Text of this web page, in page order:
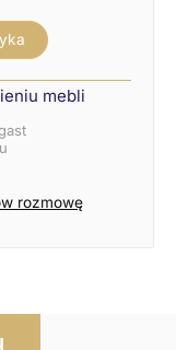
mebli
rozmowę